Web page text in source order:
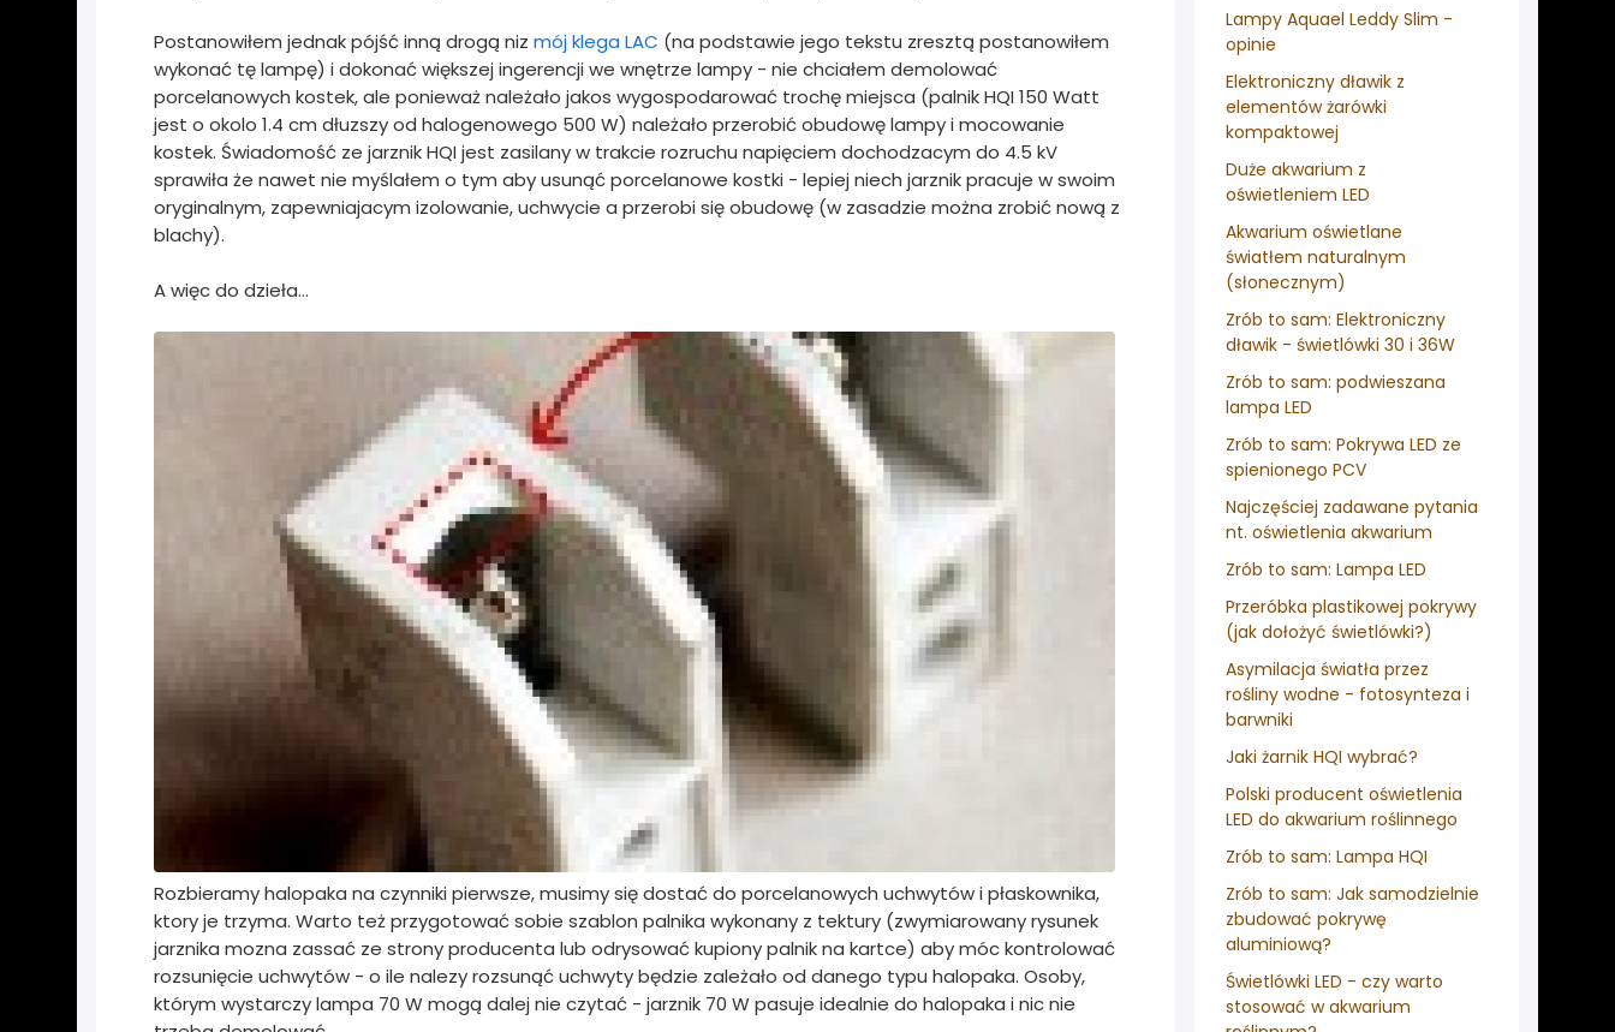
Lampy Aquael Leddy Slim -
opinie
Elektroniczny dławik z
elementów żarówki
kompaktowej
Duże akwarium z
oświetleniem LED
Akwarium oświetlane
światłem naturalnym
(słonecznym)
Zrób to sam: Elektroniczny
dławik - świetlówki 30 i 36W
Zrób to sam: podwieszana
lampa LED
Zrób to sam: Pokrywa LED ze
spienionego PCV
Najczęściej zadawane pytania
nt. oświetlenia akwarium
Zrób to sam: Lampa LED
Przeróbka plastikowej pokrywy
(jak dołożyć świetlówki?)
Asymilacja światła przez
rośliny wodne - fotosynteza i
barwniki
Jaki żarnik HQI wybrać?
Polski producent oświetlenia
LED do akwarium roślinnego
Zrób to sam: Lampa HQI
Zrób to sam: Jak samodzielnie
zbudować pokrywę
aluminiową?
Świetlówki LED - czy warto
stosować w akwarium
Postanowiłem jednak pójść inną drogą niz mój klega LAC (na podstawie jego tekstu zresztą postanowiłem
wykonać tę lampę) i dokonać większej ingerencji we wnętrze lampy - nie chciałem demolować
porcelanowych kostek, ale ponieważ należało jakos wygospodarować trochę miejsca (palnik HQI 150 Watt
jest o okolo 1.4 cm dłuzszy od halogenowego 500 W) należało przerobić obudowę lampy i mocowanie
kostek. Świadomość ze jarznik HQI jest zasilany w trakcie rozruchu napięciem dochodzacym do 4.5 kV
sprawiła że nawet nie myślałem o tym aby usunąć porcelanowe kostki - lepiej niech jarznik pracuje w swoim
oryginalnym, zapewniajacym izolowanie, uchwycie a przerobi się obudowę (w zasadzie można zrobić nową z
blachy).
A więc do dzieła...
Rozbieramy halopaka na czynniki pierwsze, musimy się dostać do porcelanowych uchwytów i płaskownika,
ktory je trzyma. Warto też przygotować sobie szablon palnika wykonany z tektury (zwymiarowany rysunek
jarznika mozna zassać ze strony producenta lub odrysować kupiony palnik na kartce) aby móc kontrolować
rozsunięcie uchwytów - o ile nalezy rozsunąć uchwyty będzie zależało od danego typu halopaka. Osoby,
którym wystarczy lampa 70 W mogą dalej nie czytać - jarznik 70 W pasuje idealnie do halopaka i nic nie